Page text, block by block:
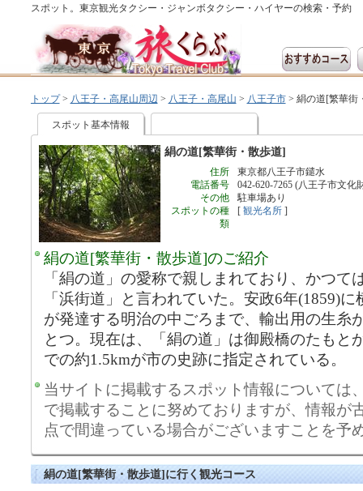
スポット。東京観光タクシー・ジャンボタクシー・ハイヤーの検索・予約
トップ> 八王子・高尾山周辺 > 八王子・高尾山 > 八王子市> 絹の道[繁華街
スポット基本情報
絹の道[繁華街・散歩道]
住所
東京都八王子市鑓水
電話番号
042-620-7265 (八王子市文化
その他
駐車場あり
スポットの種
類
[ 観光名所]
絹の道[繁華街・散歩道]のご紹介
「絹の道」の愛称で親しまれており、かつて
「浜街道」と言われていた。安政6年(1859)
が発達する明治の中ごろまで、輸出用の生糸
とつ。現在は、「絹の道」は御殿橋のたもと
での約1.5kmが市の史跡に指定されている。
当サイトに掲載するスポット情報については
で掲載することに努めておりますが、情報が
点で間違っている場合がございますことを予
絹の道[繁華街・散歩道]に行く観光コース